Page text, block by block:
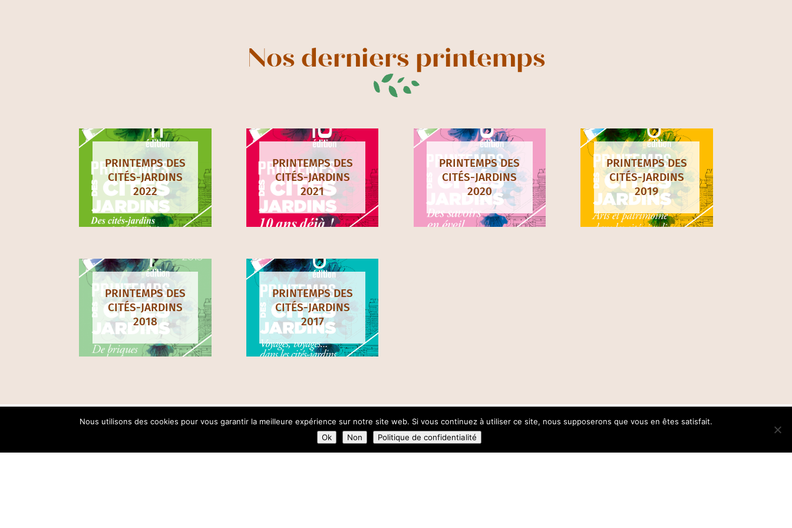
Nos derniers printemps
PRINTEMPS DES
CITÉS-JARDINS
2022
PRINTEMPS DES
CITÉS-JARDINS
2021
PRINTEMPS DES
CITÉS-JARDINS
2020
PRINTEMPS DES
CITÉS-JARDINS
2019
PRINTEMPS DES
CITÉS-JARDINS
2018
PRINTEMPS DES
CITÉS-JARDINS
2017
NEWSLETTER
Nous utilisons des cookies pour vous garantir la meilleure expérience sur notre site web. Si vous continuez à utiliser ce site, nous supposerons que vous en êtes satisfait.
Ok
Non Politique de confidentialité